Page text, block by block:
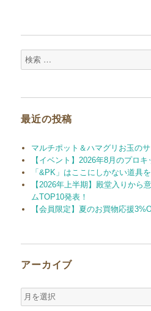
シ
ョ
検
索
最近の投稿
マルチポット＆ハマグリお玉の
【イベント】2026年8月のプロ
「&PK」はここにしかない道具
【2026年上半期】殿堂入りから
ムTOP10発表！
【会員限定】夏のお買物応援
アーカイブ
ア
ー